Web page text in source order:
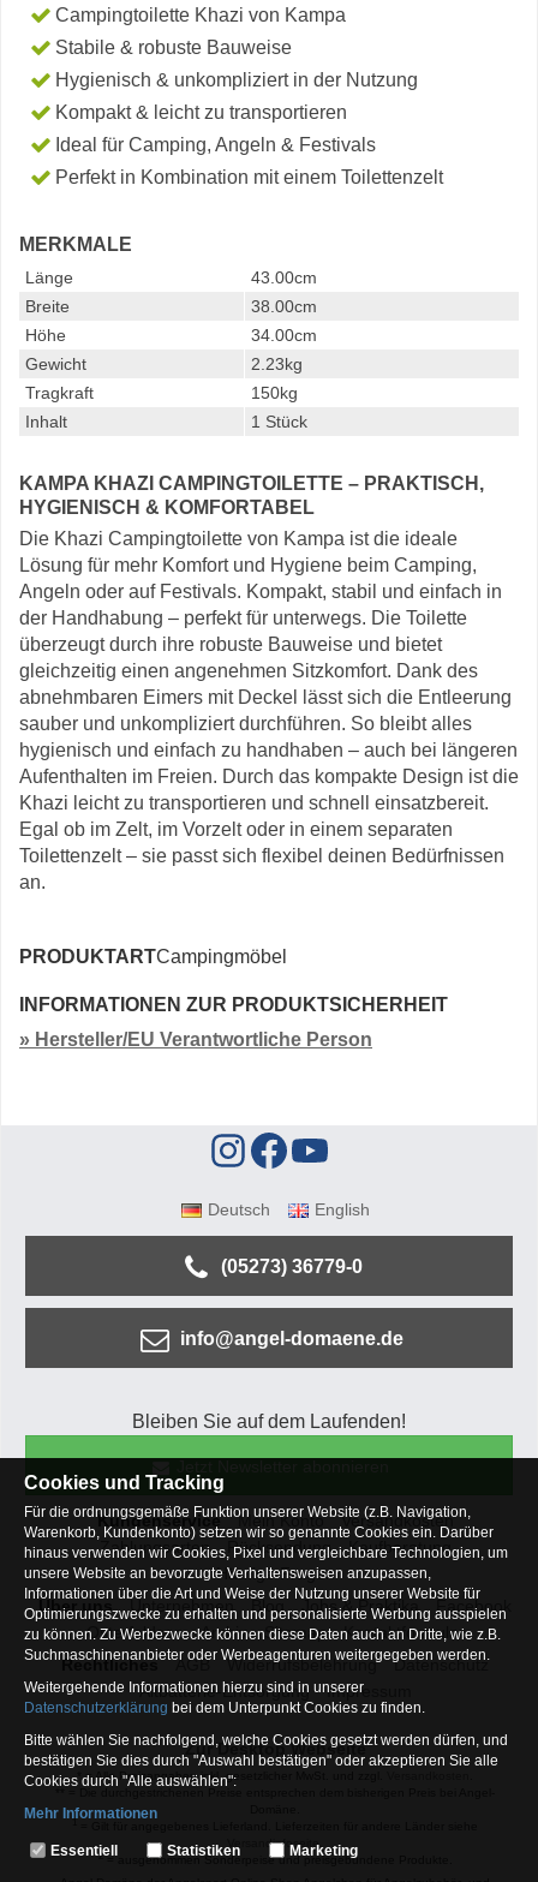
Campingtoilette Khazi von Kampa
Stabile & robuste Bauweise
Hygienisch & unkompliziert in der Nutzung
Kompakt & leicht zu transportieren
Ideal für Camping, Angeln & Festivals
Perfekt in Kombination mit einem Toilettenzelt
MERKMALE
Länge
43.00cm
Breite
38.00cm
Höhe
34.00cm
Gewicht
2.23kg
Tragkraft
150kg
Inhalt
1 Stück
KAMPA KHAZI CAMPINGTOILETTE – PRAKTISCH,
HYGIENISCH & KOMFORTABEL
Die Khazi Campingtoilette von Kampa ist die ideale
Lösung für mehr Komfort und Hygiene beim Camping,
Angeln oder auf Festivals. Kompakt, stabil und einfach in
der Handhabung – perfekt für unterwegs. Die Toilette
überzeugt durch ihre robuste Bauweise und bietet
gleichzeitig einen angenehmen Sitzkomfort. Dank des
abnehmbaren Eimers mit Deckel lässt sich die Entleerung
sauber und unkompliziert durchführen. So bleibt alles
hygienisch und einfach zu handhaben – auch bei längeren
Aufenthalten im Freien. Durch das kompakte Design ist die
Khazi leicht zu transportieren und schnell einsatzbereit.
Egal ob im Zelt, im Vorzelt oder in einem separaten
Toilettenzelt – sie passt sich flexibel deinen Bedürfnissen
an.
PRODUKTARTCampingmöbel
INFORMATIONEN ZUR PRODUKTSICHERHEIT
» Hersteller/EU Verantwortliche Person
Deutsch English
(05273) 36779-0
info@angel-domaene.de
Bleiben Sie auf dem Laufenden!
Kundenservice Mein Konto
Versandkosten
Zahlungsarten
Rücksendung
Kaufberatung
Häufige Fragen
Über uns
Unternehmen Blog Jobs & Praktika
Facebook
Osterfeldsee
Archiv Sitemap
Kontaktformular
Rechtliches
AGB Widerrufsbelehrung
Datenschutz
Altbatterie-Entsorgung
Impressum
Zur Desktop Webseite
* = Alle Preisangaben inkl. gesetzlicher MwSt. und zzgl.
Versandinfoseite.
2= ausgenommen Sonderpeise und preisgebundene Produkte.
Cookies und Tracking
Für die ordnungsgemäße Funktion unserer Website (z.B. Navigation,
Warenkorb, Kundenkonto) setzen wir so genannte Cookies ein. Darüber
hinaus verwenden wir Cookies, Pixel und vergleichbare Technologien, um
unsere Website an bevorzugte Verhaltensweisen anzupassen,
Informationen über die Art und Weise der Nutzung unserer Website für
Optimierungszwecke zu erhalten und personalisierte Werbung ausspielen
zu können. Zu Werbezwecke können diese Daten auch an Dritte, wie z.B.
Suchmaschinenanbieter oder Werbeagenturen weitergegeben werden.
Weitergehende Informationen hierzu sind in unserer
Datenschutzerklärung bei dem Unterpunkt Cookies zu finden.
Bitte wählen Sie nachfolgend, welche Cookies gesetzt werden dürfen, und
bestätigen Sie dies durch "Auswahl bestätigen" oder akzeptieren Sie alle
Cookies durch "Alle auswählen":
Mehr Informationen
Essentiell
Essentiell Statistiken Marketing